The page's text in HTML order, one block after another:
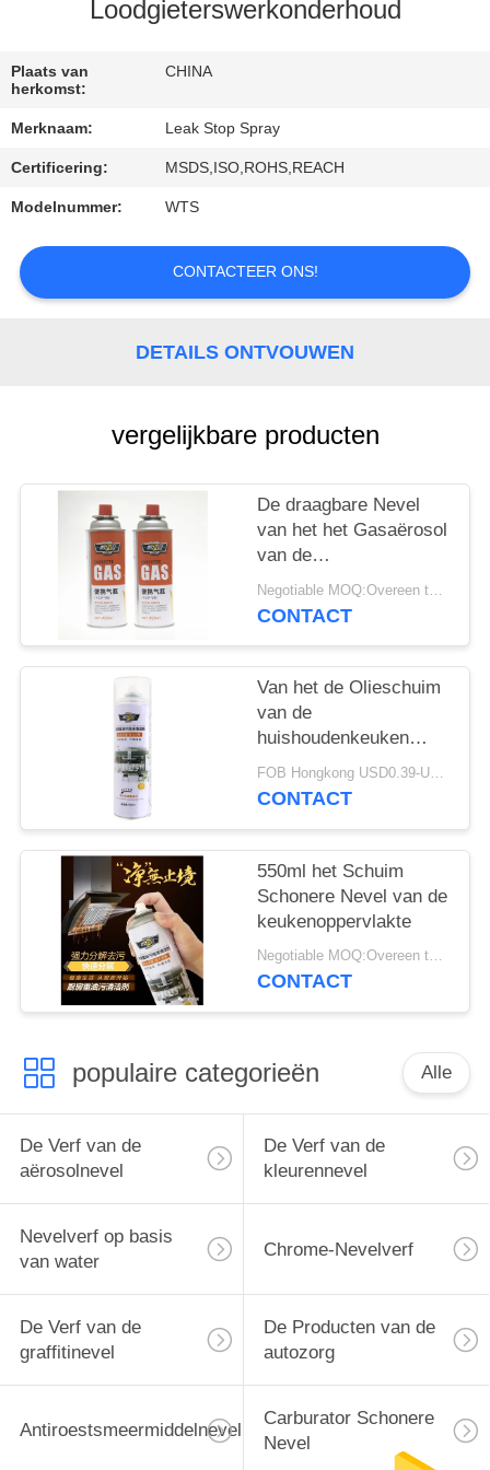
EEN
CITAAT
Loodgieterswerkonderhoud
Plaats van
herkomst:
CHINA
Merknaam: Leak Stop Spray
Certificering: MSDS,ISO,ROHS,REACH
Modelnummer: WTS
CONTACTEER ONS!
DETAILS ONTVOUWEN
vergelijkbare producten
De draagbare Nevel
van het het Gasaërosol
van de
Huishouden400ml
Cassette
Negotiable MOQ:Overeen te komen
CONTACT
Van het de Olieschuim
van de
huishoudenkeuken
Zware Schonere het
Aërosolnevel
FOB Hongkong USD0.39-USD0.59 per piece MOQ:12000pcs/500ctns
CONTACT
550ml het Schuim
Schonere Nevel van de
keukenoppervlakte
Negotiable MOQ:Overeen te komen
CONTACT
populaire categorieën Alle
De Verf van de
aërosolnevel
De Verf van de
kleurennevel
Nevelverf op basis
van water
Chrome-Nevelverf
De Verf van de
graffitinevel
De Producten van de
autozorg
Antiroestsmeermiddelnevel
Carburator Schonere
Nevel